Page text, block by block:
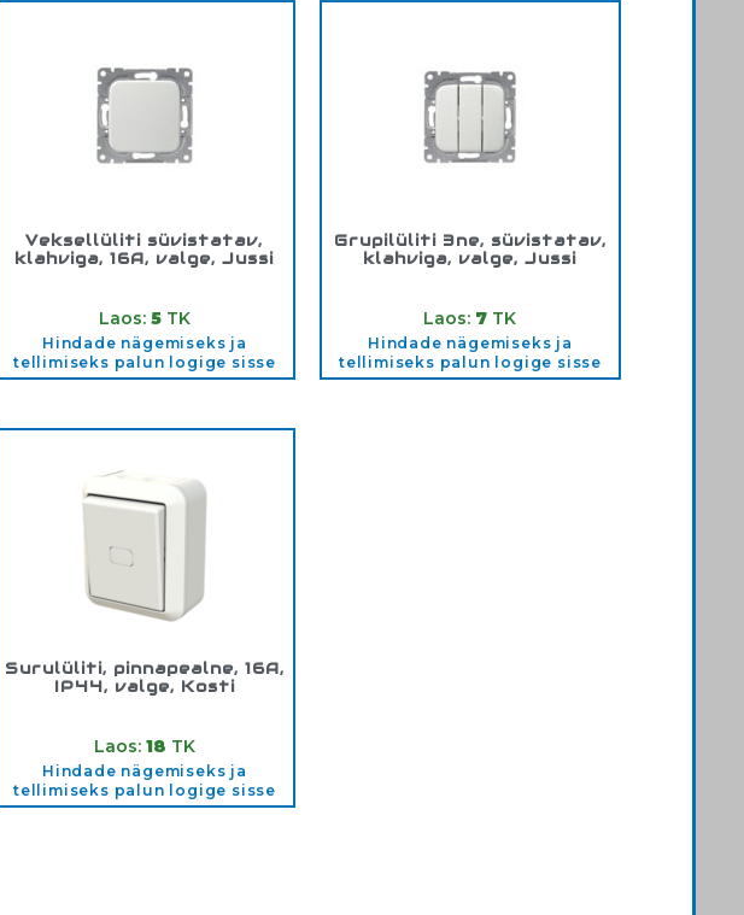
Veksellüliti süvistatav,
klahviga, 16A, valge, Jussi
Laos: 5TK
Hindade nägemiseks ja
tellimiseks palun logige sisse
Grupilüliti 3ne, süvistatav,
klahviga, valge, Jussi
Laos: 7 TK
Hindade nägemiseks ja
tellimiseks palun logige sisse
Surulüliti, pinnapealne, 16A,
IP44, valge, Kosti
Laos: 18 TK
Hindade nägemiseks ja
tellimiseks palun logige sisse